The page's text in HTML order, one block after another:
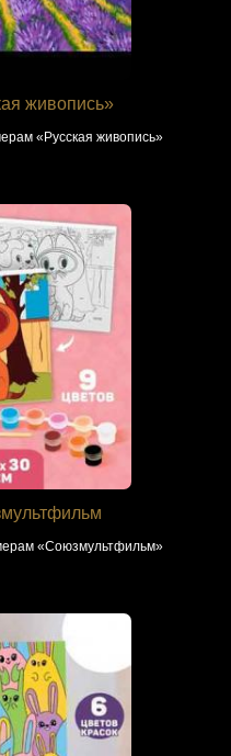
живопись»
«Русская живопись»
«Союзмультфильм»